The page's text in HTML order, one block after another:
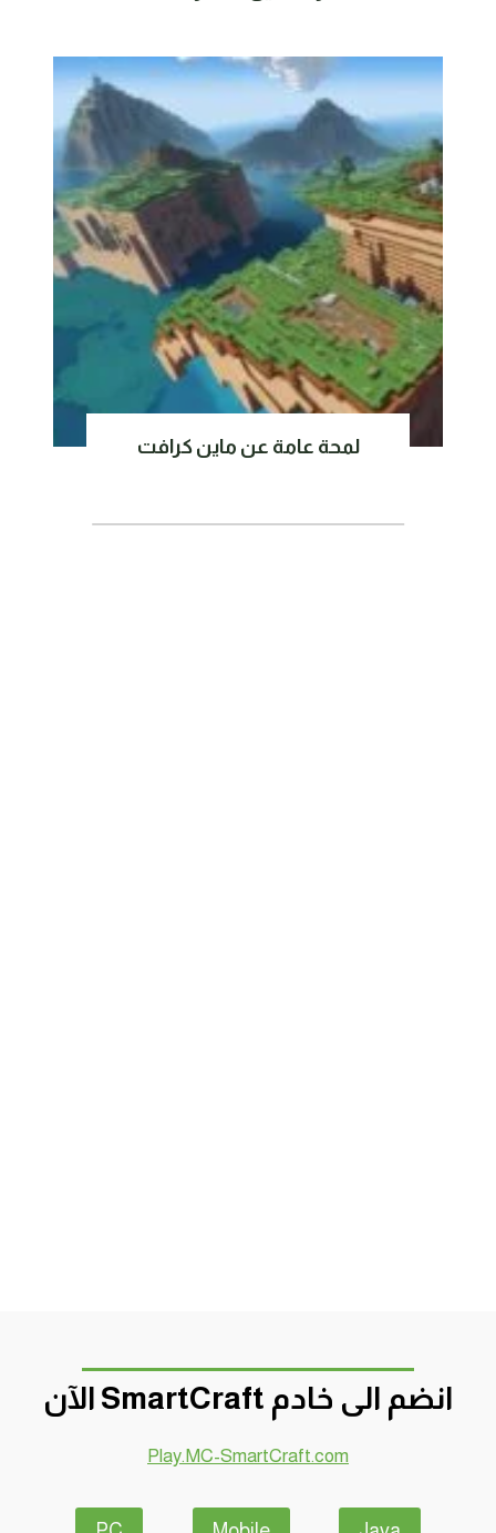
لمحة عامة عن ماين كرافت
انضم الى خادم SmartCraft الآن
Play.MC-SmartCraft.com